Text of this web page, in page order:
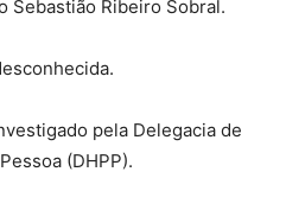
Sebastião Ribeiro Sobral.
pela Delegacia de
(DHPP).